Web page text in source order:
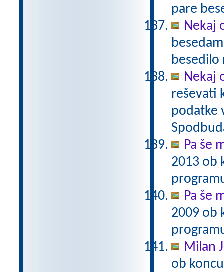
pare
Nekaj
besedilo
Nekaj
reševati
podatke
Pa še
2013 ob
Pa še
2009 ob
Milan
ob